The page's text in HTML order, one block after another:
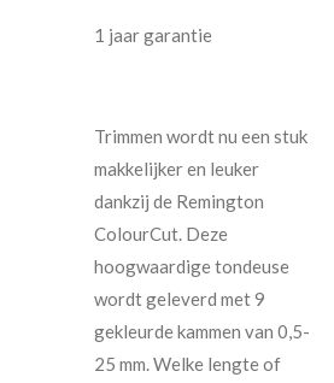
1 jaar garantie
Trimmen wordt nu een stuk
makkelijker en leuker
dankzij de Remington
ColourCut. Deze
hoogwaardige tondeuse
wordt geleverd met 9
gekleurde kammen van 0,5-
25 mm. Welke lengte of